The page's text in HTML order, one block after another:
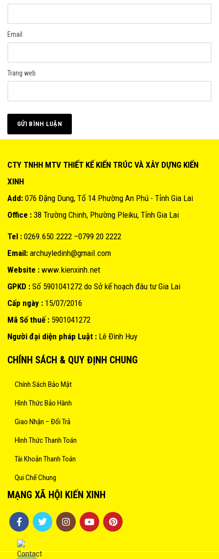
Email
Trang web
CTY TNHH MTV THIẾT KẾ KIẾN TRÚC VÀ XÂY DỰNG KIẾN
XINH
Add: 076 Đặng Dung, Tổ 14 Phường An Phú - Tỉnh Gia Lai
Office : 38 Trường Chinh, Phường Pleiku, Tỉnh Gia Lai
Tel : 0269.650.2222 –0799 20 2222
Email: archuyledinh@gmail.com
Website : www.kienxinh.net
GPKD : Số 5901041272 do Sở kế hoạch đâu tư Gia Lai
Cấp ngày : 15/07/2016
Mã Số thuế : 5901041272
Người đại diện pháp Luật : Lê Đình Huy
CHÍNH SÁCH & QUY ĐỊNH CHUNG
Chính Sách Bảo Mật
Hình Thức Bảo Hành
Giao Nhận – Đổi Trả
Hình Thức Thanh Toán
Tài Khoản Thanh Toán
Qui Chế Chung
MẠNG XÃ HỘI KIẾN XINH